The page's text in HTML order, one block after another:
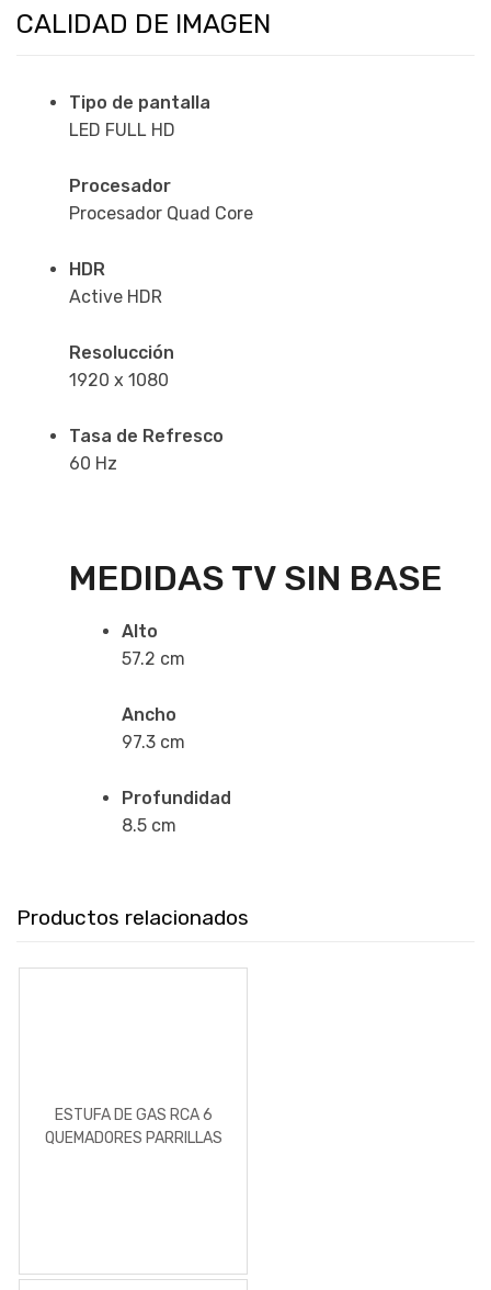
CALIDAD DE IMAGEN
Tipo de pantalla
LED FULL HD
Procesador
Procesador Quad Core
HDR
Active HDR
Resolucción
1920 x 1080
Tasa de Refresco
60 Hz
MEDIDAS TV SIN BASE
Alto
57.2 cm
Ancho
97.3 cm
Profundidad
8.5 cm
Productos relacionados
ESTUFA DE GAS RCA 6
QUEMADORES PARRILLAS